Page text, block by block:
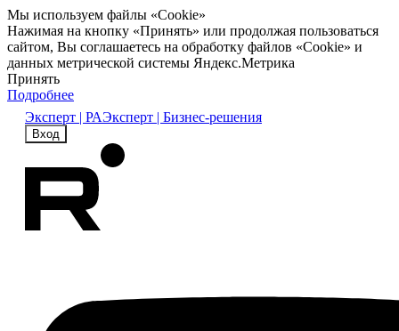
Мы используем файлы «Cookie»
Нажимая на кнопку «Принять» или продолжая пользоваться
сайтом, Вы соглашаетесь на обработку файлов «Cookie» и
данных метрической системы Яндекс.Метрика
Принять
Подробнее
Эксперт | РАЭксперт | Бизнес-решения
Вход